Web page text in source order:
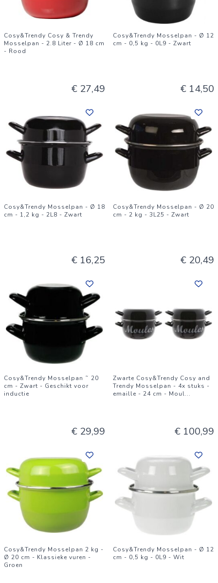
Cosy&Trendy Cosy & Trendy
Mosselpan - 2.8 Liter - Ø 18 cm
- Rood
€ 27,49
Cosy&Trendy Mosselpan - Ø 12
cm - 0,5 kg - 0L9 - Zwart
€ 14,50
Cosy&Trendy Mosselpan - Ø 18
cm - 1,2 kg - 2L8 - Zwart
€ 16,25
Cosy&Trendy Mosselpan - Ø 20
cm - 2 kg - 3L25 - Zwart
€ 20,49
Cosy&Trendy Mosselpan ˜ 20
cm - Zwart - Geschikt voor
inductie
€ 29,99
Zwarte Cosy&Trendy Cosy and
Trendy Mosselpan - 4x stuks -
emaille - 24 cm - Moul...
€ 100,99
Cosy&Trendy Mosselpan 2 kg -
Ø 20 cm - Klassieke vuren -
Groen
Cosy&Trendy Mosselpan - Ø 12
cm - 0,5 kg - 0L9 - Wit